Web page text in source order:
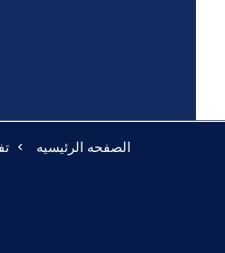
الصفحه الرئيسيه